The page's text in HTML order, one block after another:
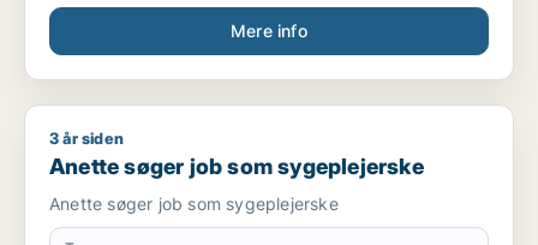
Mere info
Anette søger job som sygeplejerske
3 år siden
Anette søger job som sygeplejerske
Anette søger job som sygeplejerske